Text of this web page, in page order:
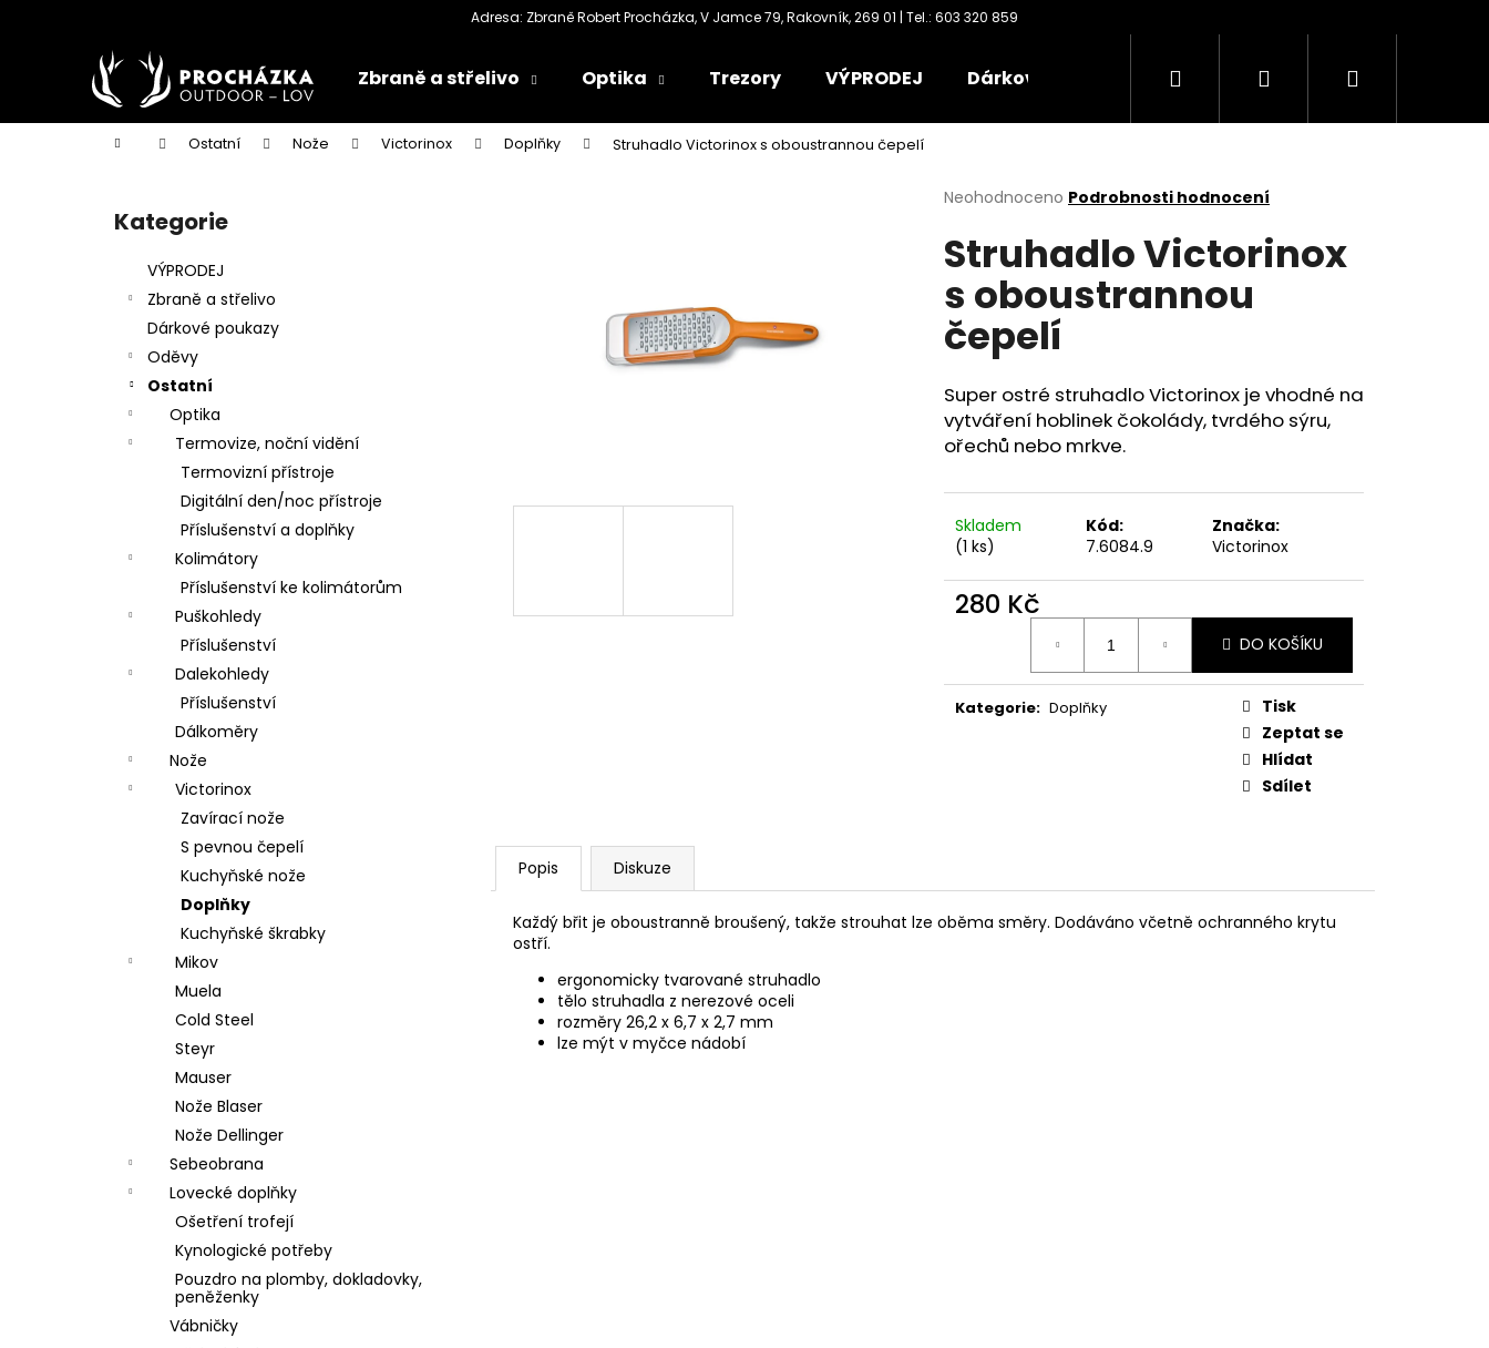
Zbraně a střelivo Optika Trezory VÝPRODEJ Dárkové poukazy Oděvy Kontakty
Hledat PřihlášeníNákupní
Domů Ostatní Nože Victorinox Doplňky Struhadlo Victorinox s oboustrannou čepelí
Přeskočit
kategorie
Kategorie
VÝPRODEJ
Zbraně a střelivo
Dárkové poukazy
Oděvy
Ostatní
Optika
Termovize, noční vidění
Termovizní přístroje
Digitální den/noc přístroje
Příslušenství a doplňky
Kolimátory
Příslušenství ke kolimátorům
Puškohledy
Příslušenství
Dalekohledy
Příslušenství
Dálkoměry
Nože
Victorinox
Zavírací nože
S pevnou čepelí
Kuchyňské nože
Doplňky
Kuchyňské škrabky
Mikov
Muela
Cold Steel
Steyr
Mauser
Nože Blaser
Nože Dellinger
Sebeobrana
Lovecké doplňky
Ošetření trofejí
Kynologické potřeby
Pouzdro na plomby, dokladovky,
peněženky
Vábničky
Průměrné
produktu
je
z
5
hvězdiček.
Neohodnoceno Podrobnosti hodnocení
Struhadlo Victorinox
s oboustrannou
čepelí
Super ostré struhadlo Victorinox je vhodné na
vytváření hoblinek čokolády, tvrdého sýru,
ořechů nebo mrkve.
Skladem
(1 ks)
Kód:
7.6084.9
Značka:
Victorinox
280 Kč
DO KOŠÍKU
Kategorie: Doplňky
Tisk
Zeptat se
Hlídat
Sdílet
Popis Diskuze
Každý břit je oboustranně broušený, takže strouhat lze oběma směry. Dodáváno včetně ochranného krytu
ostří.
ergonomicky tvarované struhadlo
tělo struhadla z nerezové oceli
rozměry 26,2 x 6,7 x 2,7 mm
lze mýt v myčce nádobí
k
Zpět
obchodu
Zpět
obchodu
Co potřebujete najít?
Doporučujeme
Následující
DÁRKOVÝ POUKAZ (DO POZNÁMKY
NAPSAT JMÉNO OBDAROVANÉHO)
500 Kč
MAUSER KŠILTOVKA ZELENÁ
NŮŽ ZAVÍRACÍ MAUSER